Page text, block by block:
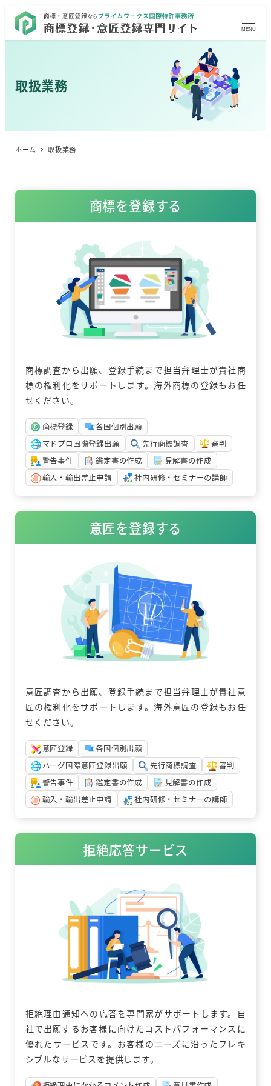
MENU
取扱業務
ホーム 取扱業務
商標を登録する
商標調査から出願、登録手続まで担当弁理士が貴社商
標の権利化をサポートします。海外商標の登録もお任
せください。
商標登録
各国個別出願
マドプロ国際登録出願
先行商標調査
審判
警告事件
鑑定書の作成
見解書の作成
輸入・輸出差止申請
社内研修・セミナーの講師
ン
意匠を登録する
意匠調査から出願、登録手続まで担当弁理士が貴社意
匠の権利化をサポートします。海外意匠の登録もお任
せください。
意匠登録
各国個別出願
ハーグ国際意匠登録出願
先行商標調査
審判
警告事件
鑑定書の作成
見解書の作成
輸入・輸出差止申請
社内研修・セミナーの講師
ン
拒絶応答サービス
拒絶理由通知への応答を専門家がサポートします。自
社で出願するお客様に向けたコストパフォーマンスに
優れたサービスです。お客様のニーズに沿ったフレキ
シブルなサービスを提供します。